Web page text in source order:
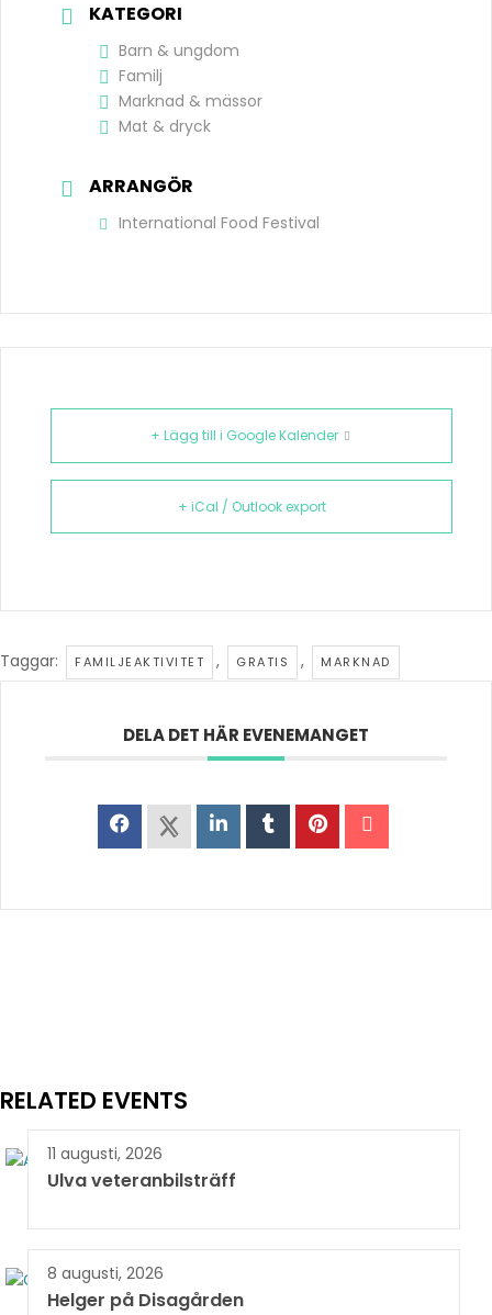
KATEGORI
Barn & ungdom
Familj
Marknad & mässor
Mat & dryck
ARRANGÖR
International Food Festival
+ Lägg till i Google Kalender
+ iCal / Outlook export
Taggar: FAMILJEAKTIVITET , GRATIS , MARKNAD
DELA DET HÄR EVENEMANGET
RELATED EVENTS
11 augusti, 2026
Ulva veteranbilsträff
8 augusti, 2026
Helger på Disagården